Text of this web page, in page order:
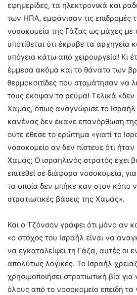
εφημερίδες, τα ηλεκτρονικά και
των ΗΠΑ, εμφάνισαν τις επιδρομές
νοσοκομεία της Γάζας ως μάχες με
υποτίθεται ότι έκρυβε τα αρχηγεία
υπόγεια κάτω από χειρουργεία! Κι
έμμεσα ακόμα και το θάνατο των
θερμοκοιτίδες που σταμάτησαν να
τους έκοψαν το ρεύμα! Τελικά
Χαμάς, όπως αναγνώρισε το Ισραήλ
κανένας δεν έκανε επανόρθωση της
ούτε έθεσε το ερώτημα «γιατί το
νοσοκομείο αν δεν πίστευε ότι ήταν
Χαμάς; Ο ισραηλινός στρατός έχει
επιτεθεί σε διάφορα νοσοκομεία,
τα οποία δεν μπήκε καν στον κόπο
στρατιωτικές βάσεις της Χαμάς».
Και ο Τζόνσον γράφει ότι μόνο αν
«ο στόχος του Ισραήλ είναι να
να εγκαταλείψει τη Γάζα, αυτές οι
απολύτως λογικές. Το Ισραήλ
χρησιμοποιήσει στρατιωτική βία
όλους από το νοσοκομείο επειδή τα